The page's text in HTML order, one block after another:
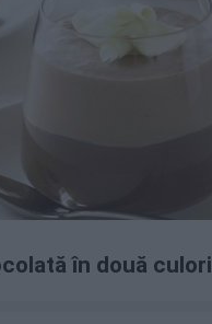
în două culori